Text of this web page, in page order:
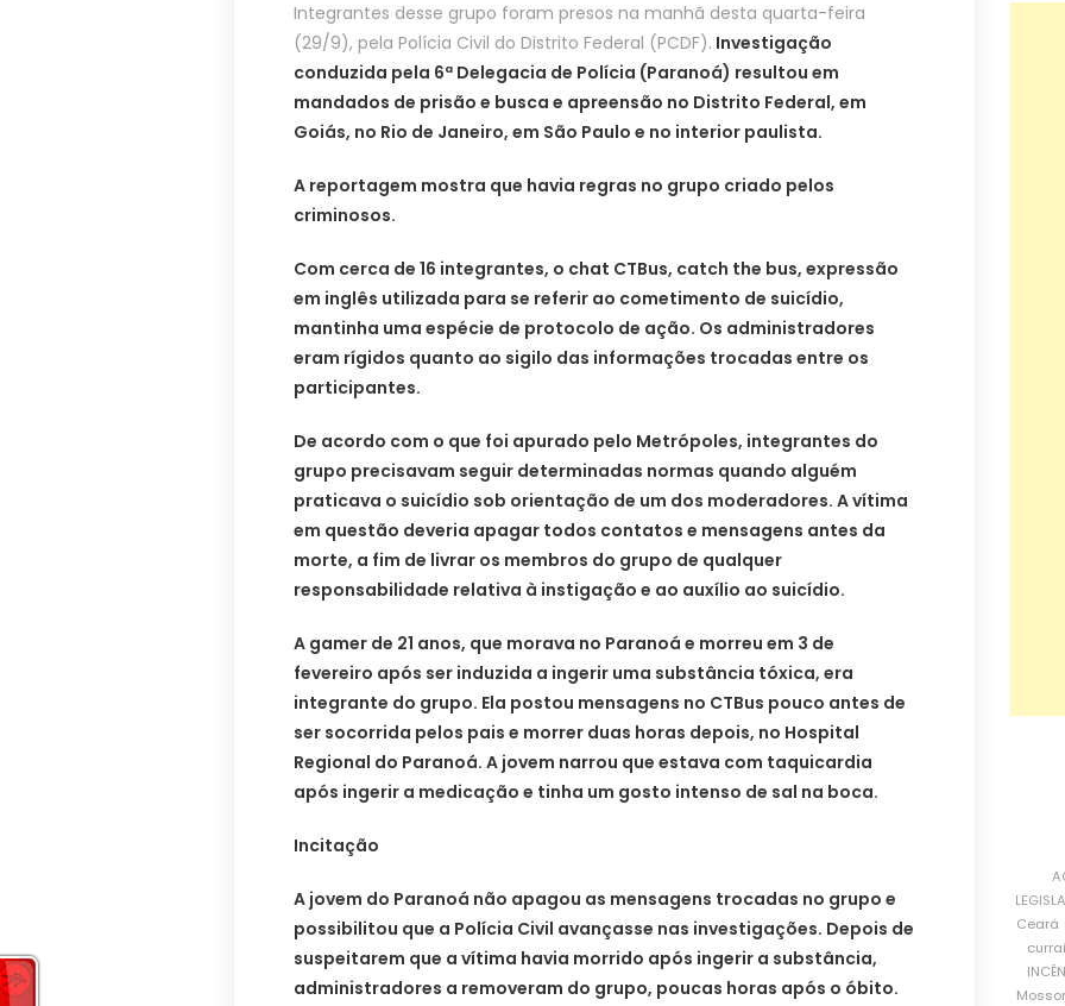
Integrantes desse grupo foram presos na manhã desta quarta-feira
(29/9), pela Polícia Civil do Distrito Federal (PCDF). Investigação
conduzida pela 6ª Delegacia de Polícia (Paranoá) resultou em
mandados de prisão e busca e apreensão no Distrito Federal, em
Goiás, no Rio de Janeiro, em São Paulo e no interior paulista.
A reportagem mostra que havia regras no grupo criado pelos
criminosos.
Com cerca de 16 integrantes, o chat CTBus, catch the bus, expressão
em inglês utilizada para se referir ao cometimento de suicídio,
mantinha uma espécie de protocolo de ação. Os administradores
eram rígidos quanto ao sigilo das informações trocadas entre os
participantes.
De acordo com o que foi apurado pelo Metrópoles, integrantes do
grupo precisavam seguir determinadas normas quando alguém
praticava o suicídio sob orientação de um dos moderadores. A vítima
em questão deveria apagar todos contatos e mensagens antes da
morte, a fim de livrar os membros do grupo de qualquer
responsabilidade relativa à instigação e ao auxílio ao suicídio.
A gamer de 21 anos, que morava no Paranoá e morreu em 3 de
fevereiro após ser induzida a ingerir uma substância tóxica, era
integrante do grupo. Ela postou mensagens no CTBus pouco antes de
ser socorrida pelos pais e morrer duas horas depois, no Hospital
Regional do Paranoá. A jovem narrou que estava com taquicardia
após ingerir a medicação e tinha um gosto intenso de sal na boca.
Incitação
A jovem do Paranoá não apagou as mensagens trocadas no grupo e
possibilitou que a Polícia Civil avançasse nas investigações. Depois de
suspeitarem que a vítima havia morrido após ingerir a substância,
administradores a removeram do grupo, poucas horas após o óbito.
Ceará